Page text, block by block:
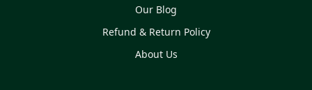
Our Blog
Refund & Return Policy
About Us